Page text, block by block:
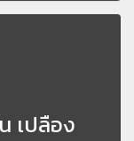
เปลือง